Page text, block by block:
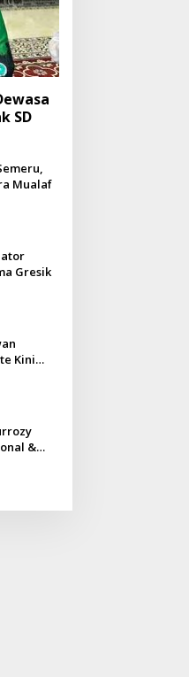
SD
Mualaf
Gresik
Kini
&
yang